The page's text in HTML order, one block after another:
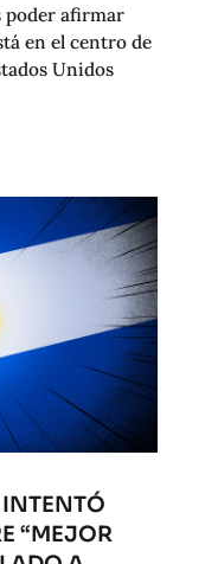
poder afirmar
en el centro de
Unidos
“MEJOR